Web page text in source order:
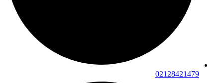
02128421479